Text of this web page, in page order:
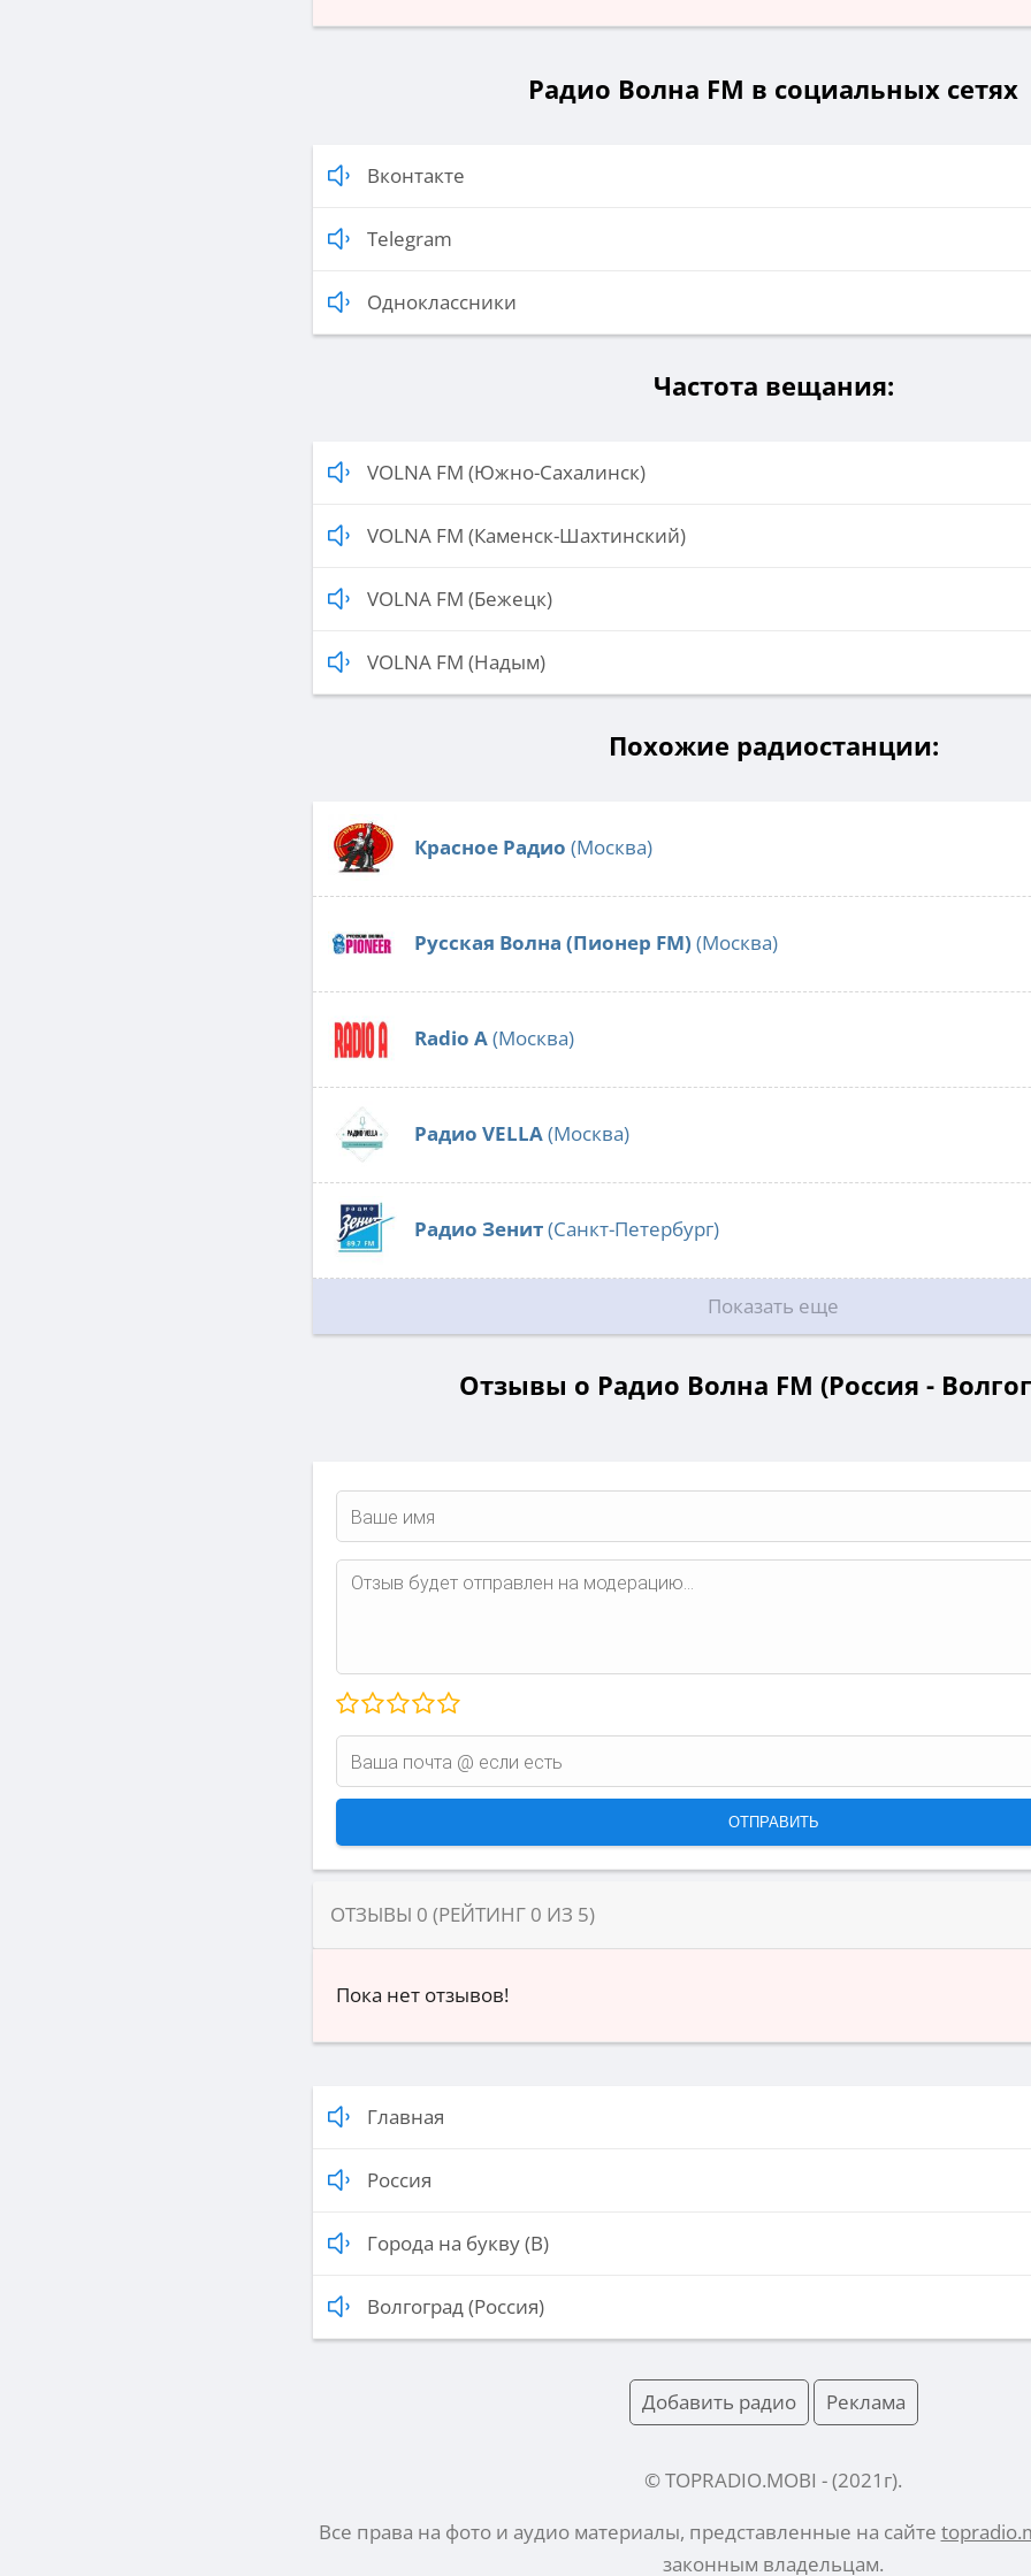
Радио Волна FМ в социальных сетях
Вконтакте
Telegram
Одноклассники
Частота вещания:
VOLNA FM (Южно-Сахалинск)
VOLNA FM (Каменск-Шахтинский)
VOLNA FM (Бежецк)
VOLNA FM (Надым)
Похожие радиостанции:
Красное Радио (Москва)
Русская Волна (Пионер FM) (Москва)
Radio А(Москва)
Радио VELLA(Москва)
Радио Зенит(Санкт-Петербург)
Показать еще
Отзывы о Радио Волна FМ (Россия -
ОТЗЫВЫ 0 (РЕЙТИНГ 0 ИЗ 5)
Пока нет отзывов!
Главная
Россия
Города на букву (В)
Волгоград (Россия)
Добавить радио Реклама
© TOPRADIO.MOBI - (2021 г).
Все права на фото и аудио материалы, представленные на сайте
законным владельцам.